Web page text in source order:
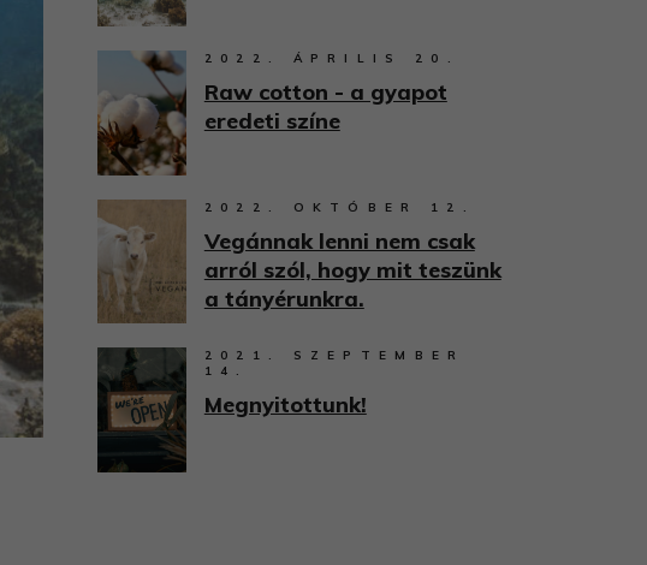
2022. ÁPRILIS 20.
Raw cotton - a gyapot
eredeti színe
2022. OKTÓBER 12.
Vegánnak lenni nem csak
arról szól, hogy mit teszünk
a tányérunkra.
2021. SZEPTEMBER
14.
Megnyitottunk!